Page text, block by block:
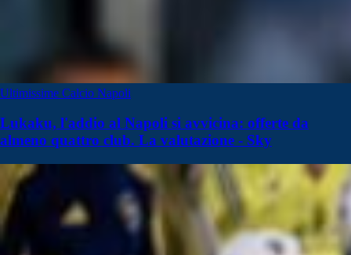
Ultimissime Calcio Napoli
Lukaku, l'addio al Napoli si avvicina: offerte da
almeno quattro club. La valutazione - Sky